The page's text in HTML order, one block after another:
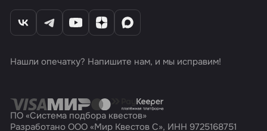
Нашли опечатку? Напишите нам, и мы исправим!
ПО «Система подбора квестов»
Разработано ООО «Мир Квестов С», ИНН 9725168751